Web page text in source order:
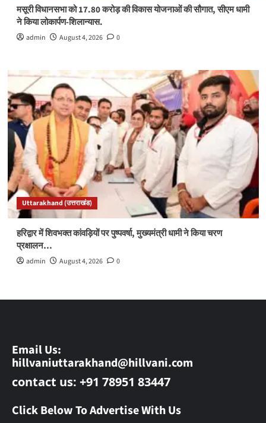
मसूरी विधानसभा को 17.80 करोड़ की विकास योजनाओं की सौगात, सीएम धामी
ने किया लोकार्पण-शिलान्यास.
admin August 4, 2026 0
Uttarakhand (उत्तराखंड)
हरिद्वार में शिवभक्त कांवड़ियों पर पुष्पवर्षा, मुख्यमंत्री धामी ने किया चरण
प्रक्षालन…
admin August 4, 2026 0
Email Us:
hillvaniuttarakhand@hillvani.com
contact us: +91 78951 83447
Click Below To Advertise With Us